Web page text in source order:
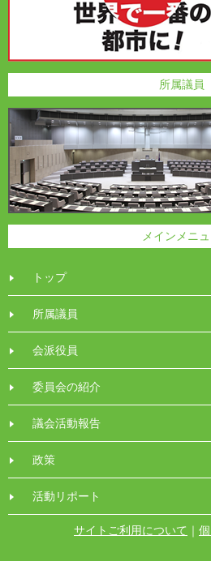
所属議員
メインメニ
トップ
所属議員
会派役員
委員会の紹介
議会活動報告
政策
活動リポート
サイトご利用について ｜